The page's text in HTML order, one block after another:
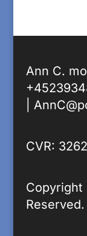
Ann C.
CVR:
Copyright
Reserved.